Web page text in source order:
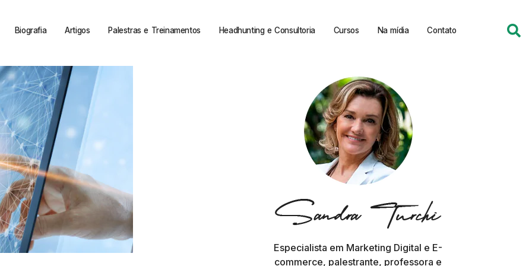
Biografia Artigos Palestras e Treinamentos Headhunting e Consultoria Cursos Na mídia Contato
Especialista em Marketing Digital e E-
commerce, palestrante, professora e